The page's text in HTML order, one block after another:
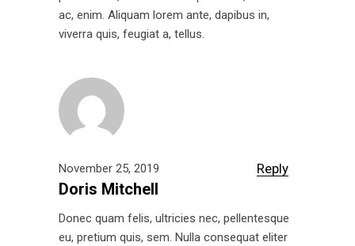
ac, enim. Aliquam lorem ante, dapibus in,
viverra quis, feugiat a, tellus.
November 25, 2019 Reply
Doris Mitchell
Donec quam felis, ultricies nec, pellentesque
eu, pretium quis, sem. Nulla consequat eliter